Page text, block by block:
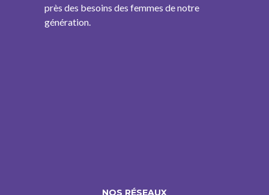
près des besoins des femmes de notre
génération.
NOS RÉSEAUX